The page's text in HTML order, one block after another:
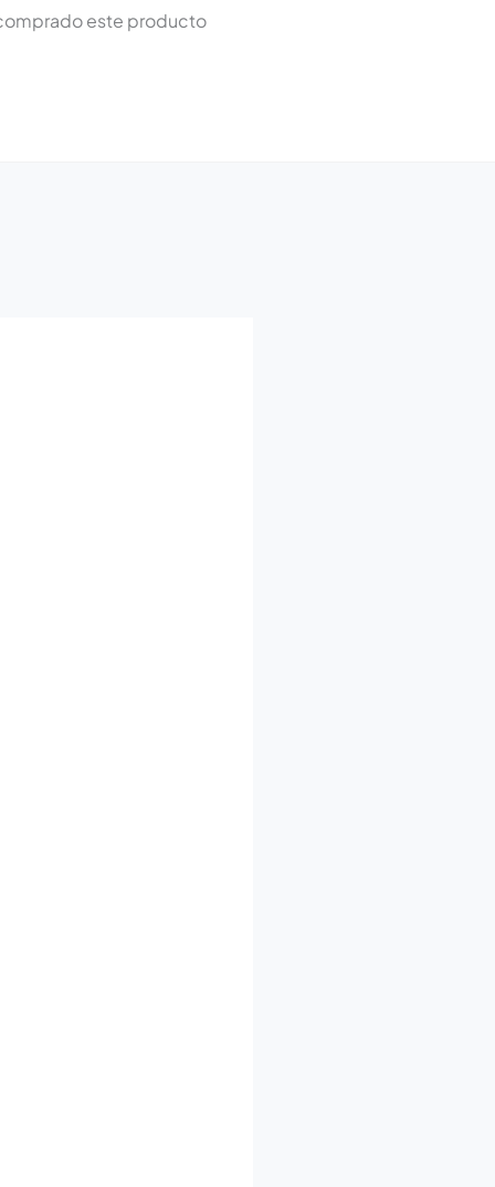
este producto